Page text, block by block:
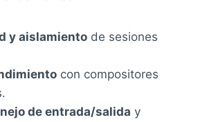
y aislamiento de sesiones
con compositores
de entrada/salida y